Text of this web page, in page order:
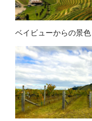
ベイビューからの景色